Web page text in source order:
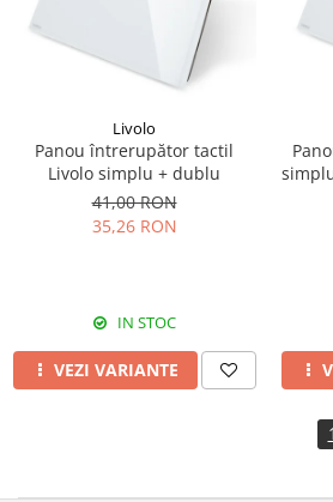
Livolo
Panou întrerupător tactil
Livolo simplu + dublu
41,00 RON
35,26 RON
IN STOC
VEZI VARIANTE
1